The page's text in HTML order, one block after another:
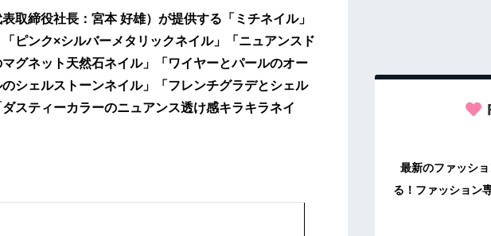
取締役社長：宮本 好雄）が提供する「ミチネイル」
ピンク×シルバーメタリックネイル」「ニュアンスド
グネット天然石ネイル」「ワイヤーとパールのオー
シェルストーンネイル」「フレンチグラデとシェル
スティーカラーのニュアンス透け感キラキラネイ
最新のファッシ
る！ファッション